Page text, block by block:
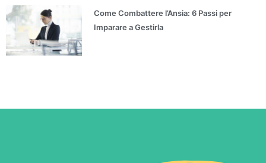
Come Combattere l’Ansia: 6 Passi per
Imparare a Gestirla